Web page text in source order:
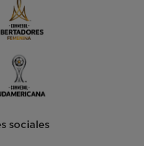
sociales